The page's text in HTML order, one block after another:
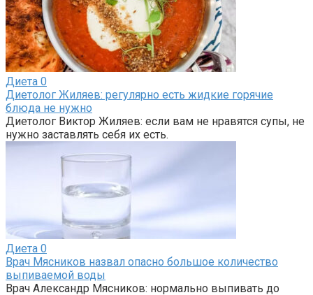
Диета 0
Диетолог Жиляев: регулярно есть жидкие горячие
блюда не нужно
Диетолог Виктор Жиляев: если вам не нравятся супы, не
нужно заставлять себя их есть.
Диета 0
Врач Мясников назвал опасно большое количество
выпиваемой воды
Врач Александр Мясников: нормально выпивать до